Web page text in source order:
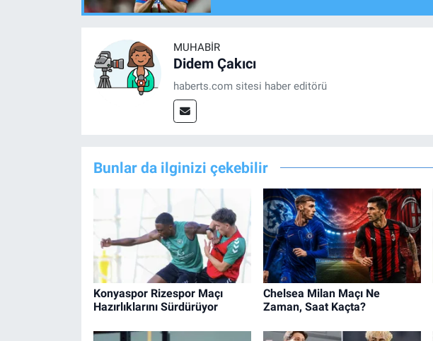
MUHABIR
Didem Çakıcı
haberts.com sitesi haber editörü
Bunlar da ilginizi çekebilir
Konyaspor Rizespor Maçı
Hazırlıklarını Sürdürüyor
Chelsea Milan Maçı Ne
Zaman, Saat Kaçta?